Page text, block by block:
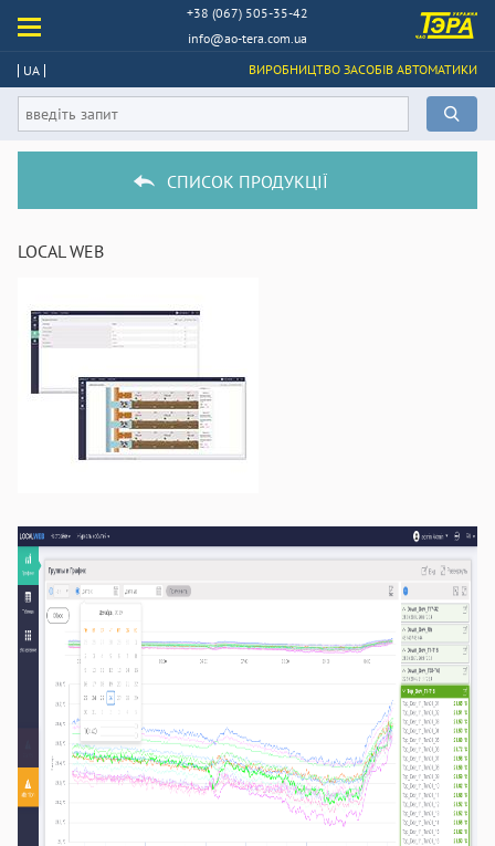
+38 (067) 505-35-42
info@ao-tera.com.ua
UA
ВИРОБНИЦТВО ЗАСОБІВ АВТОМАТИКИ
СПИСОК ПРОДУКЦІЇ
LOCAL WEB